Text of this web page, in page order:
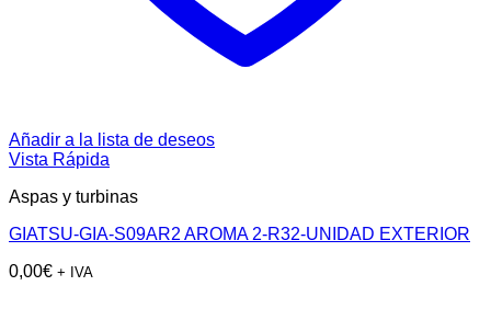
Añadir a la lista de deseos
Vista Rápida
Aspas y turbinas
GIATSU-GIA-S09AR2 AROMA 2-R32-UNIDAD EXTERIOR
0,00€ + IVA